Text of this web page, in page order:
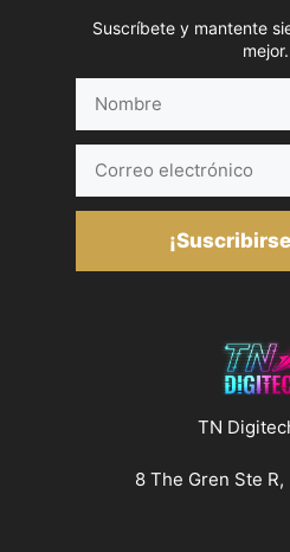
Suscríbete y mantente
mejor.
electrónico
TN
8 The Gren Ste R,